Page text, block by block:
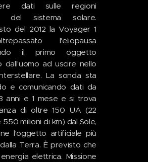
dati sulle regioni
del sistema solare.
del 2012 la Voyager 1
l'eliopausa
il primo oggetto
dall'uomo ad uscire nello
La sonda sta
e comunicando dati da
anni e 1 mese e si trova
di oltre 150 UA (22
550 milioni di km) dal Sole,
l'oggetto artificiale più
Terra. È previsto che
elettrica. Missione